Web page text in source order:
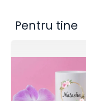
Pentru tine